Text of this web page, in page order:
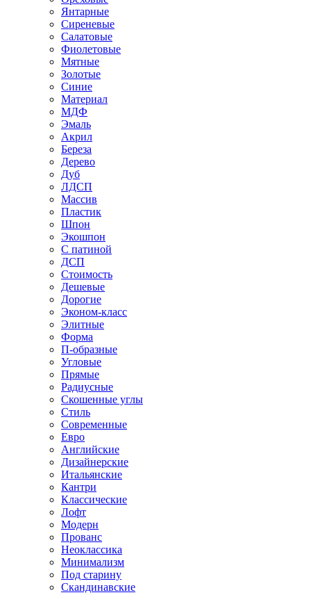
Янтарные
Сиреневые
Салатовые
Фиолетовые
Мятные
Золотые
Синие
Материал
МДФ
Эмаль
Акрил
Береза
Дерево
Дуб
ЛДСП
Массив
Пластик
Шпон
Экошпон
С патиной
ДСП
Стоимость
Дешевые
Дорогие
Эконом-класс
Элитные
Форма
П-образные
Угловые
Прямые
Радиусные
Скошенные углы
Стиль
Современные
Евро
Английские
Дизайнерские
Итальянские
Кантри
Классические
Лофт
Модерн
Прованс
Неоклассика
Минимализм
Под старину
Скандинавские